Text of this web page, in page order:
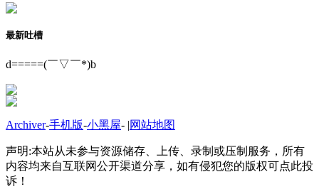
最新吐槽
d=====(￣▽￣*)b
Archiver-手机版-小黑屋- |网站地图
声明:本站从未参与资源储存、上传、录制或压制服务，所有
内容均来自互联网公开渠道分享，如有侵犯您的版权可点此投
诉！